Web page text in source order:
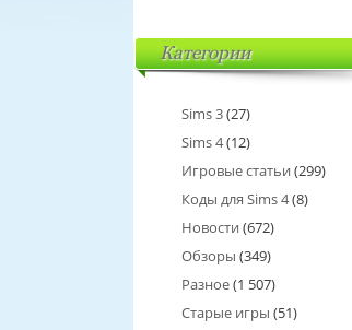
Категории
Sims 3(27)
Sims 4(12)
Игровые статьи (299)
Коды для Sims 4(8)
Новости (672)
Обзоры (349)
Разное(1 507)
Старые игры (51)